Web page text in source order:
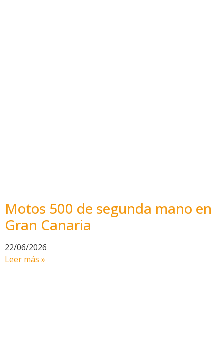
Motos 500 de segunda mano en
Gran Canaria
22/06/2026
Leer más »